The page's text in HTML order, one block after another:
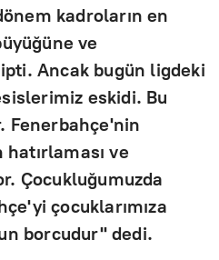
kadroların en
ve
Ancak bugün ligdeki
eskidi. Bu
Fenerbahçe'nin
ve
Çocukluğumuzda
çocuklarımıza
borcudur" dedi.